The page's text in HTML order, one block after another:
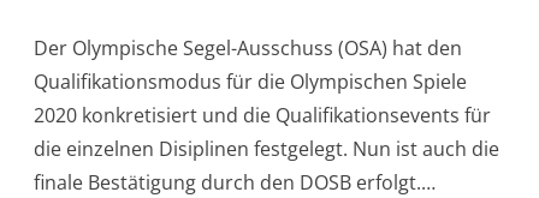
Der Olympische Segel-Ausschuss (OSA) hat den
Qualifikationsmodus für die Olympischen Spiele
2020 konkretisiert und die Qualifikationsevents für
die einzelnen Disiplinen festgelegt. Nun ist auch die
finale Bestätigung durch den DOSB erfolgt.…